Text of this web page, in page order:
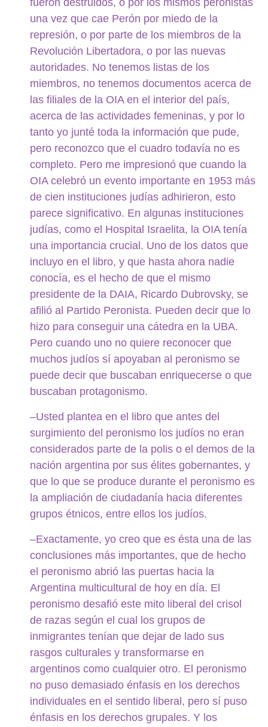
fueron destruidos, o por los mismos peronistas
una vez que cae Perón por miedo de la
represión, o por parte de los miembros de la
Revolución Libertadora, o por las nuevas
autoridades. No tenemos listas de los
miembros, no tenemos documentos acerca de
las filiales de la OIA en el interior del país,
acerca de las actividades femeninas, y por lo
tanto yo junté toda la información que pude,
pero reconozco que el cuadro todavía no es
completo. Pero me impresionó que cuando la
OIA celebró un evento importante en 1953 más
de cien instituciones judías adhirieron, esto
parece significativo. En algunas instituciones
judías, como el Hospital Israelita, la OIA tenía
una importancia crucial. Uno de los datos que
incluyo en el libro, y que hasta ahora nadie
conocía, es el hecho de que el mismo
presidente de la DAIA, Ricardo Dubrovsky, se
afilió al Partido Peronista. Pueden decir que lo
hizo para conseguir una cátedra en la UBA.
Pero cuando uno no quiere reconocer que
muchos judíos sí apoyaban al peronismo se
puede decir que buscaban enriquecerse o que
buscaban protagonismo.
–Usted plantea en el libro que antes del
surgimiento del peronismo los judíos no eran
considerados parte de la polis o el demos de la
nación argentina por sus élites gobernantes, y
que lo que se produce durante el peronismo es
la ampliación de ciudadanía hacia diferentes
grupos étnicos, entre ellos los judíos.
–Exactamente, yo creo que es ésta una de las
conclusiones más importantes, que de hecho
el peronismo abrió las puertas hacia la
Argentina multicultural de hoy en día. El
peronismo desafió este mito liberal del crisol
de razas según el cual los grupos de
inmigrantes tenían que dejar de lado sus
rasgos culturales y transformarse en
argentinos como cualquier otro. El peronismo
no puso demasiado énfasis en los derechos
individuales en el sentido liberal, pero sí puso
énfasis en los derechos grupales. Y los